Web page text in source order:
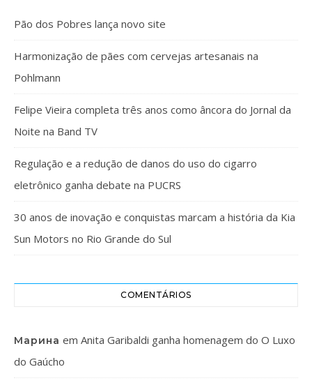
Pão dos Pobres lança novo site
Harmonização de pães com cervejas artesanais na
Pohlmann
Felipe Vieira completa três anos como âncora do Jornal da
Noite na Band TV
Regulação e a redução de danos do uso do cigarro
eletrônico ganha debate na PUCRS
30 anos de inovação e conquistas marcam a história da Kia
Sun Motors no Rio Grande do Sul
COMENTÁRIOS
Марина em Anita Garibaldi ganha homenagem do O Luxo
do Gaúcho